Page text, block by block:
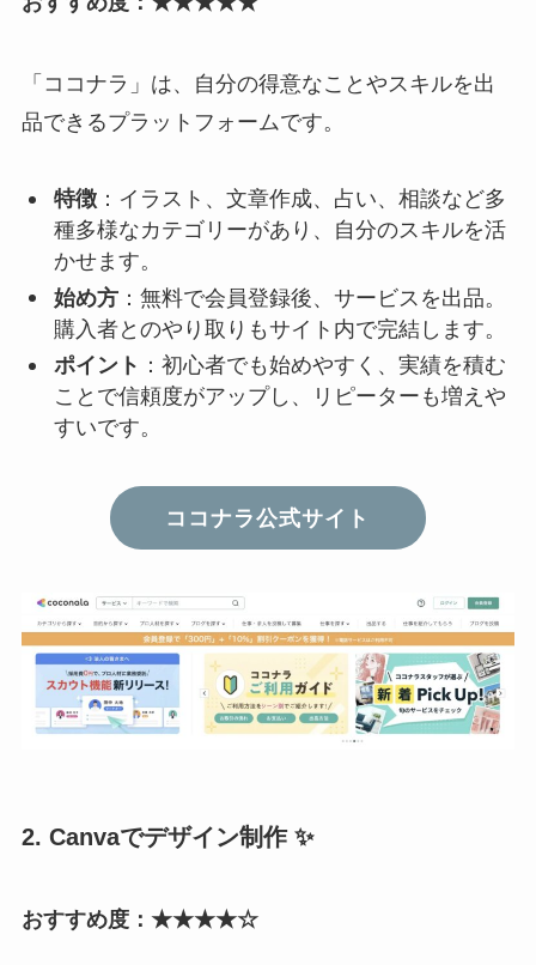
「ココナラ」は、自分の得意なことやスキルを出
品できるプラットフォームです。
特徴：イラスト、文章作成、占い、相談など多
種多様なカテゴリーがあり、自分のスキルを活
かせます。
始め方：無料で会員登録後、サービスを出品。
購入者とのやり取りもサイト内で完結します。
ポイント ：初心者でも始めやすく、実績を積む
ことで信頼度がアップし、リピーターも増えや
すいです。
ココナラ公式サイト
2. Canvaでデザイン制作 ✨
おすすめ度：★★★★☆